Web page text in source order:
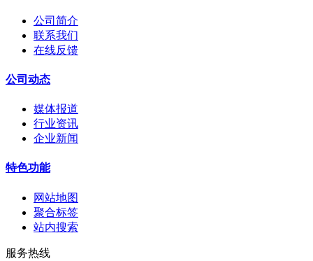
公司简介
联系我们
在线反馈
公司动态
媒体报道
行业资讯
企业新闻
特色功能
网站地图
聚合标签
站内搜索
服务热线